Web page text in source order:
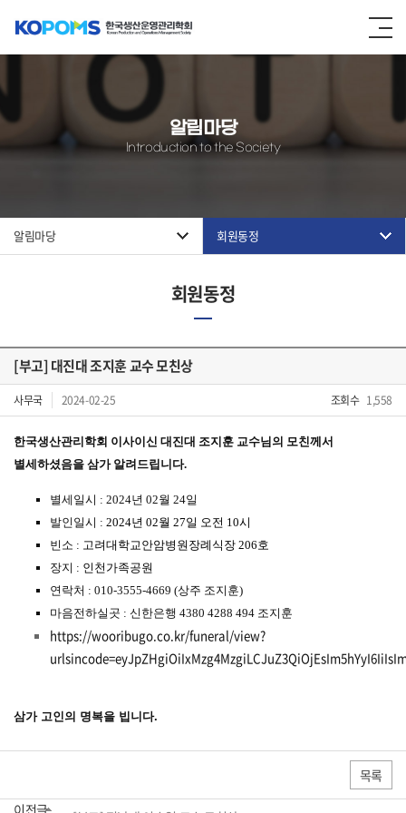
알림마당
Introduction to the Society
알림마당 회원동정
회원동정
[부고] 대진대 조지훈 교수 모친상
사무국 2024-02-25 조회수 1,558
한국생산관리학회 이사이신 대진대 조지훈 교수님의 모친께서
별세하셨음을 삼가 알려드립니다.
별세일시 : 2024년 02월 24일
발인일시 : 2024년 02월 27일 오전 10시
빈소 : 고려대학교안암병원장례식장 206호
장지 : 인천가족공원
연락처 : 010-3555-4669 (상주 조지훈)
마음전하실곳 : 신한은행 4380 4288 494 조지훈
https://wooribugo.co.kr/funeral/view?
삼가 고인의 명복을 빕니다.
목록
이전글